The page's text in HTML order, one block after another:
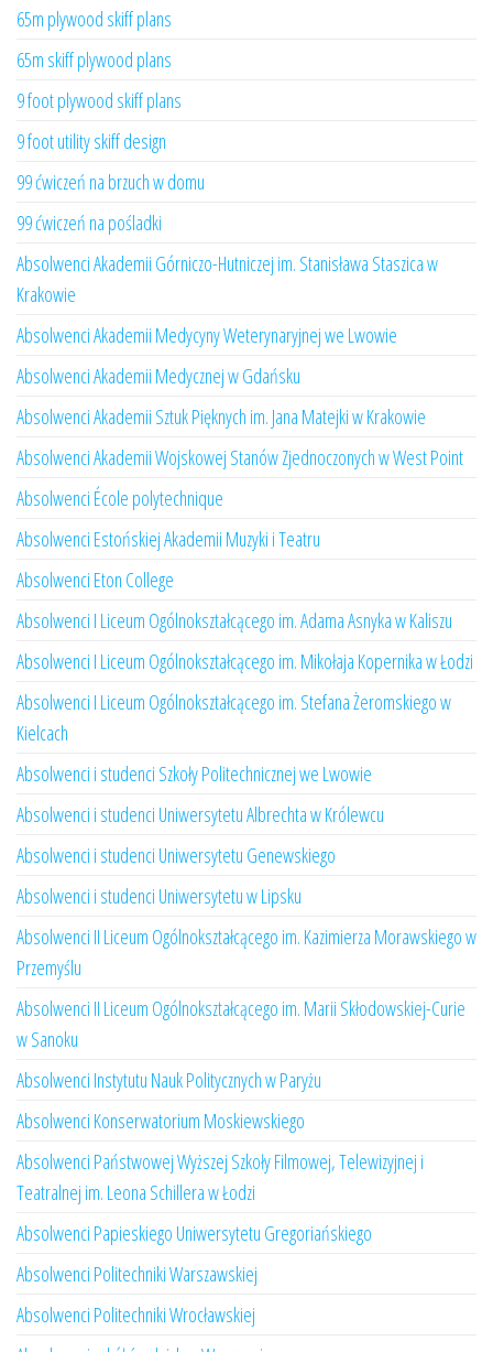
65m plywood skiff plans
65m skiff plywood plans
9 foot plywood skiff plans
9 foot utility skiff design
99 ćwiczeń na brzuch w domu
99 ćwiczeń na pośladki
Absolwenci Akademii Górniczo-Hutniczej im. Stanisława Staszica w
Krakowie
Absolwenci Akademii Medycyny Weterynaryjnej we Lwowie
Absolwenci Akademii Medycznej w Gdańsku
Absolwenci Akademii Sztuk Pięknych im. Jana Matejki w Krakowie
Absolwenci Akademii Wojskowej Stanów Zjednoczonych w West Point
Absolwenci École polytechnique
Absolwenci Estońskiej Akademii Muzyki i Teatru
Absolwenci Eton College
Absolwenci I Liceum Ogólnokształcącego im. Adama Asnyka w Kaliszu
Absolwenci I Liceum Ogólnokształcącego im. Mikołaja Kopernika w Łodzi
Absolwenci I Liceum Ogólnokształcącego im. Stefana Żeromskiego w
Kielcach
Absolwenci i studenci Szkoły Politechnicznej we Lwowie
Absolwenci i studenci Uniwersytetu Albrechta w Królewcu
Absolwenci i studenci Uniwersytetu Genewskiego
Absolwenci i studenci Uniwersytetu w Lipsku
Absolwenci II Liceum Ogólnokształcącego im. Kazimierza Morawskiego w
Przemyślu
Absolwenci II Liceum Ogólnokształcącego im. Marii Skłodowskiej-Curie
w Sanoku
Absolwenci Instytutu Nauk Politycznych w Paryżu
Absolwenci Konserwatorium Moskiewskiego
Absolwenci Państwowej Wyższej Szkoły Filmowej, Telewizyjnej i
Teatralnej im. Leona Schillera w Łodzi
Absolwenci Papieskiego Uniwersytetu Gregoriańskiego
Absolwenci Politechniki Warszawskiej
Absolwenci Politechniki Wrocławskiej